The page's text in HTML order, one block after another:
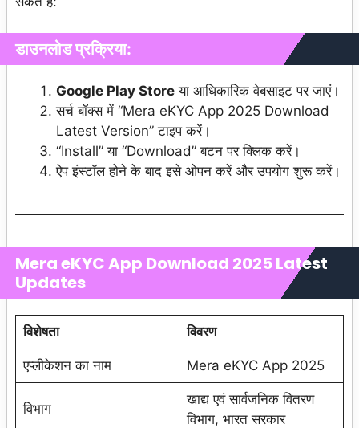
डाउनलोड प्रक्रिया:
Google Play Store या आधिकारिक वेबसाइट पर जाएं।
सर्च बॉक्स में “Mera eKYC App 2025 Download
Latest Version” टाइप करें।
“Install” या “Download” बटन पर क्लिक करें।
ऐप इंस्टॉल होने के बाद इसे ओपन करें और उपयोग शुरू करें।
Mera eKYC App Download 2025Latest
Updates
विशेषता विवरण
एप्लीकेशन का नाम Mera eKYC App 2025
विभाग
खाद्य एवं सार्वजनिक वितरण
विभाग, भारत सरकार